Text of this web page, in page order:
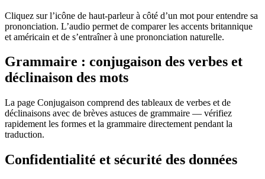
Cliquez sur l’icône de haut-parleur à côté d’un mot pour entendre sa
prononciation. L’audio permet de comparer les accents britannique
et américain et de s’entraîner à une prononciation naturelle.
Grammaire : conjugaison des verbes et
déclinaison des mots
La page Conjugaison comprend des tableaux de verbes et de
déclinaisons avec de brèves astuces de grammaire — vérifiez
rapidement les formes et la grammaire directement pendant la
traduction.
Confidentialité et sécurité des données